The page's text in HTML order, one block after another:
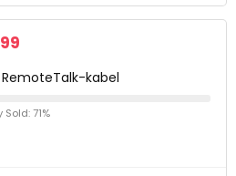
kabel
71%